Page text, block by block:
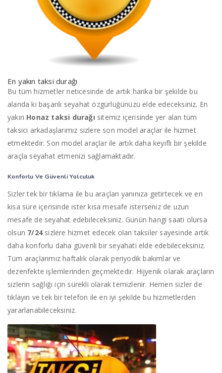
En yakın taksi durağı
Bu tüm hizmetler neticesinde de artık harika bir şekilde bu
alanda ki başarılı seyahat özgürlüğünüzü elde edeceksiniz. En
yakın Honaz taksi durağı sitemiz içerisinde yer alan tüm
taksici arkadaşlarımız sizlere son model araçlar ile hizmet
etmektedir. Son model araçlar ile artık daha keyifli bir şekilde
araçla seyahat etmenizi sağlamaktadır.
Konforlu Ve Güvenli Yolculuk
Sizler tek bir tıklama ile bu araçları yanınıza getirtecek ve en
kısa süre içerisinde ister kısa mesafe isterseniz de uzun
mesafe de seyahat edebileceksiniz. Günün hangi saati olursa
olsun 7/24sizlere hizmet edecek olan taksiler sayesinde artık
daha konforlu daha güvenli bir seyahati elde edebileceksiniz.
Tüm araçlarımız haftalık olarak periyodik bakımlar ve
dezenfekte işlemlerinden geçmektedir. Hijyenik olarak araçların
sizlerin sağlığı için sürekli olarak temizlenir. Hemen sizler de
tıklayın ve tek bir telefon ile en iyi şekilde bu hizmetlerden
yararlanabileceksiniz.